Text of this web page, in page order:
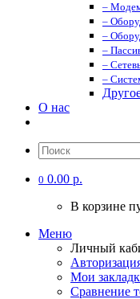
–
–
–
–
–
–
О нас
0 0.00 р.
В корзине
Меню
Личный
Мои
Сравнение